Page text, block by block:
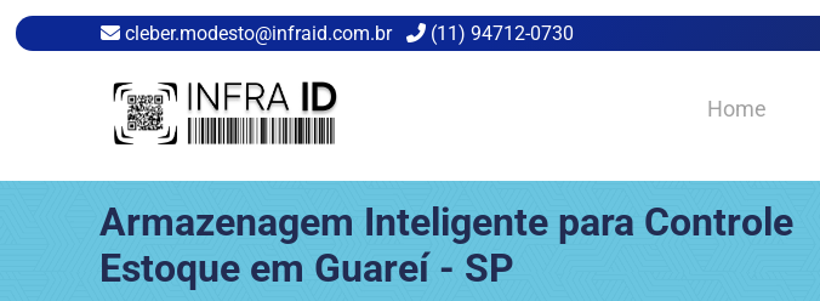
cleber.modesto@infraid.com.br (11) 94712-0730
Home
Armazenagem Inteligente para Controle
Estoque em Guareí - SP